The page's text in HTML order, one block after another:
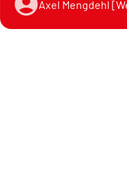
Axel Mengdehl